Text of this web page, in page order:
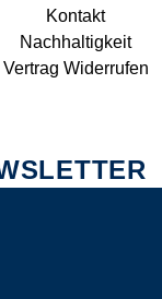
Kontakt
Nachhaltigkeit
Vertrag Widerrufen